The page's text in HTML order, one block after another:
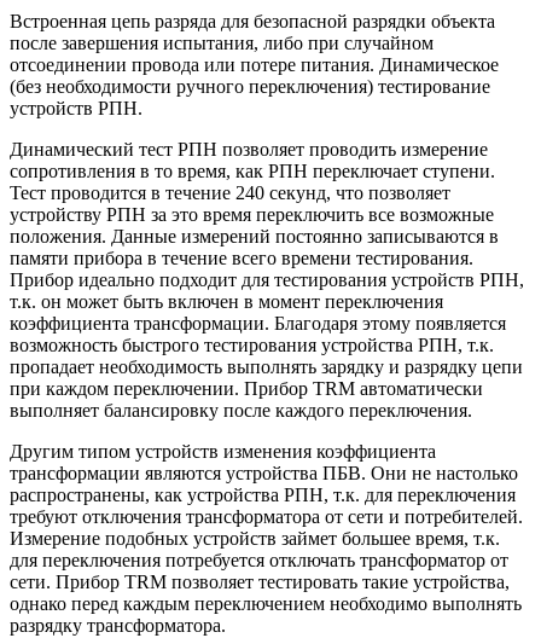
Встроенная цепь разряда для безопасной разрядки объекта
после завершения испытания, либо при случайном
отсоединении провода или потере питания. Динамическое
(без необходимости ручного переключения) тестирование
устройств РПН.
Динамический тест РПН позволяет проводить измерение
сопротивления в то время, как РПН переключает ступени.
Тест проводится в течение 240 секунд, что позволяет
устройству РПН за это время переключить все возможные
положения. Данные измерений постоянно записываются в
памяти прибора в течение всего времени тестирования.
Прибор идеально подходит для тестирования устройств РПН,
т.к. он может быть включен в момент переключения
коэффициента трансформации. Благодаря этому появляется
возможность быстрого тестирования устройства РПН, т.к.
пропадает необходимость выполнять зарядку и разрядку цепи
при каждом переключении. Прибор TRM автоматически
выполняет балансировку после каждого переключения.
Другим типом устройств изменения коэффициента
трансформации являются устройства ПБВ. Они не настолько
распространены, как устройства РПН, т.к. для переключения
требуют отключения трансформатора от сети и потребителей.
Измерение подобных устройств займет большее время, т.к.
для переключения потребуется отключать трансформатор от
сети. Прибор TRM позволяет тестировать такие устройства,
однако перед каждым переключением необходимо выполнять
разрядку трансформатора.